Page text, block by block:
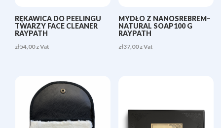
RĘKAWICA DO PEELINGU
TWARZY FACE CLEANER
RAYPATH
zł54,00 z Vat
MYDŁO Z NANOSREBREM–
NATURAL SOAP100 G
RAYPATH
zł37,00 z Vat